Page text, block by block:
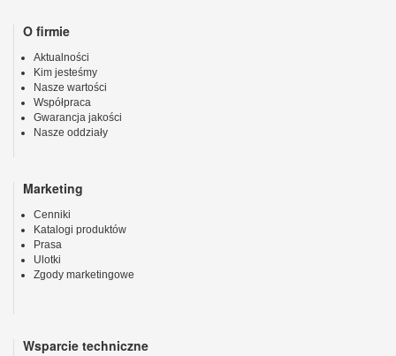
O firmie
Aktualności
Kim jesteśmy
Nasze wartości
Współpraca
Gwarancja jakości
Nasze oddziały
Marketing
Cenniki
Katalogi produktów
Prasa
Ulotki
Zgody marketingowe
Wsparcie techniczne